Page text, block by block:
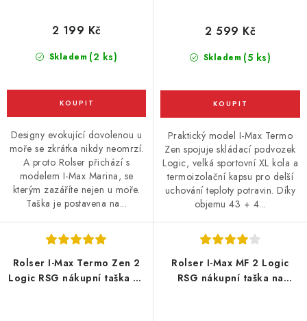
Skladem (2 ks)
2 199 Kč
Designy evokující dovolenou u
moře se zkrátka nikdy neomrzí.
A proto Rolser přichází s
modelem I-Max Marina, se
kterým zazáříte nejen u moře.
Taška je postavena na...
Skladem (5 ks)
2 599 Kč
Praktický model I-Max Termo
Zen spojuje skládací podvozek
Logic, velká sportovní XL kola a
termoizolační kapsu pro delší
uchování teploty potravin. Díky
objemu 43 + 4...
Rolser I-Max Termo Zen 2
Logic RSG nákupní taška na
Rolser I-Max MF 2 Logic
RSG nákupní taška na